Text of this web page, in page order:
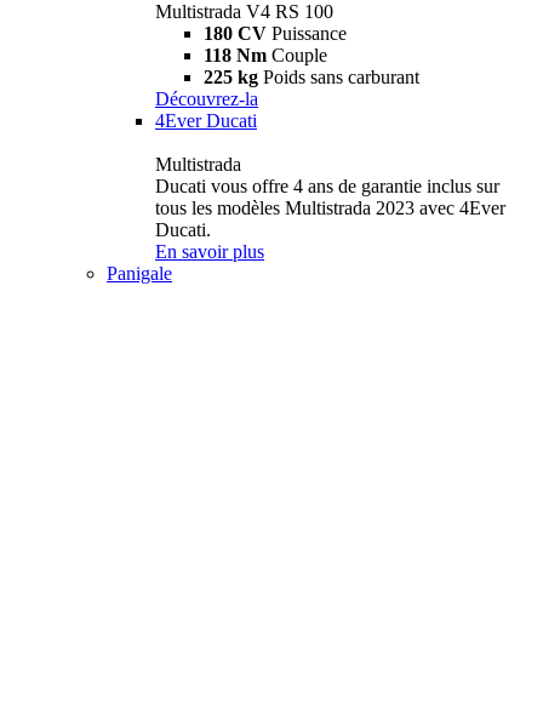
Multistrada V4 RS 100
180 CV Puissance
118 Nm Couple
225 kg Poids sans carburant
Découvrez-la
4Ever Ducati
Multistrada
Ducati vous offre 4 ans de garantie inclus sur
tous les modèles Multistrada 2023 avec 4Ever
Ducati.
En savoir plus
Panigale